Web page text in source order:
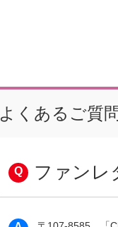
よくあるご質
ファンレ